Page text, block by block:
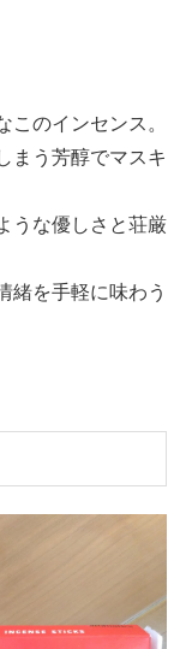
のインセンス。
まう芳醇でマスキ
うな優しさと荘厳
緒を手軽に味わう